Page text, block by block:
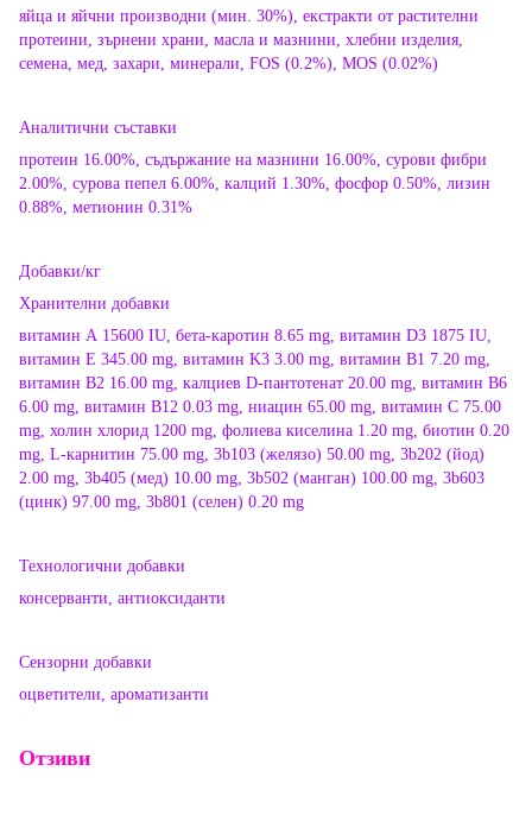
яйца и яйчни производни (мин. 30%), екстракти от растителни
протеини, зърнени храни, масла и мазнини, хлебни изделия,
семена, мед, захари, минерали, FOS (0.2%), MOS (0.02%)
Аналитични съставки
протеин 16.00%, съдържание на мазнини 16.00%, сурови фибри
2.00%, сурова пепел 6.00%, калций 1.30%, фосфор 0.50%, лизин
0.88%, метионин 0.31%
Добавки/кг
Хранителни добавки
витамин А 15600 IU, бета-каротин 8.65 mg, витамин D3 1875 IU,
витамин E 345.00 mg, витамин K3 3.00 mg, витамин B1 7.20 mg,
витамин B2 16.00 mg, калциев D-пантотенат 20.00 mg, витамин B6
6.00 mg, витамин B12 0.03 mg, ниацин 65.00 mg, витамин C 75.00
mg, холин хлорид 1200 mg, фолиева киселина 1.20 mg, биотин 0.20
mg, L-карнитин 75.00 mg, 3b103 (желязо) 50.00 mg, 3b202 (йод)
2.00 mg, 3b405 (мед) 10.00 mg, 3b502 (манган) 100.00 mg, 3b603
(цинк) 97.00 mg, 3b801 (селен) 0.20 mg
Технологични добавки
консерванти, антиоксиданти
Сензорни добавки
оцветители, ароматизанти
Отзиви